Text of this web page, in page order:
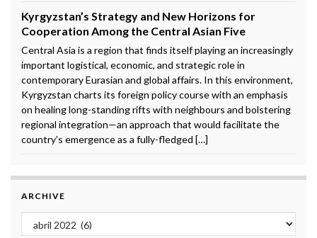
Kyrgyzstan’s Strategy and New Horizons for
Cooperation Among the Central Asian Five
Central Asia is a region that finds itself playing an increasingly
important logistical, economic, and strategic role in
contemporary Eurasian and global affairs. In this environment,
Kyrgyzstan charts its foreign policy course with an emphasis
on healing long-standing rifts with neighbours and bolstering
regional integration—an approach that would facilitate the
country’s emergence as a fully-fledged […]
ARCHIVE
Archive